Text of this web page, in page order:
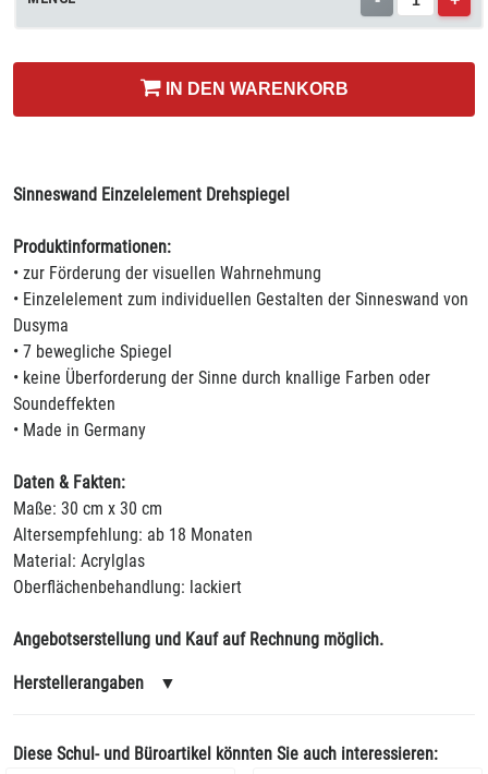
IN DEN WARENKORB
Sinneswand Einzelelement Drehspiegel
Produktinformationen:
• zur Förderung der visuellen Wahrnehmung
• Einzelelement zum individuellen Gestalten der Sinneswand von
Dusyma
• 7 bewegliche Spiegel
• keine Überforderung der Sinne durch knallige Farben oder
Soundeffekten
• Made in Germany
Daten & Fakten:
Maße: 30 cm x 30 cm
Altersempfehlung: ab 18 Monaten
Material: Acrylglas
Oberflächenbehandlung: lackiert
Angebotserstellung und Kauf auf Rechnung möglich.
Herstellerangaben ▼
Diese Schul- und Büroartikel könnten Sie auch interessieren: